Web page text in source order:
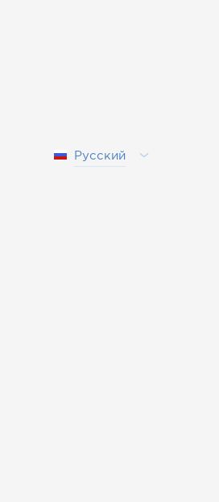
Русский